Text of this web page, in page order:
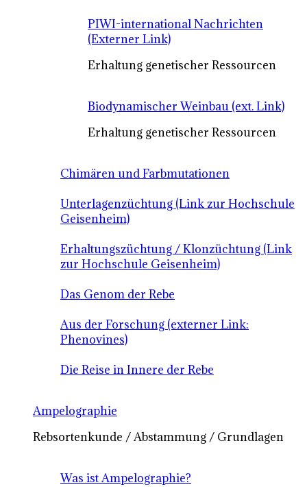
PIWI-international Nachrichten
(Externer Link)
Erhaltung genetischer Ressourcen
Biodynamischer Weinbau (ext. Link)
Erhaltung genetischer Ressourcen
Chimären und Farbmutationen
Unterlagenzüchtung (Link zur Hochschule
Geisenheim)
Erhaltungszüchtung / Klonzüchtung (Link
zur Hochschule Geisenheim)
Das Genom der Rebe
Aus der Forschung (externer Link:
Phenovines)
Die Reise in Innere der Rebe
Ampelographie
Rebsortenkunde / Abstammung / Grundlagen
Was ist Ampelographie?